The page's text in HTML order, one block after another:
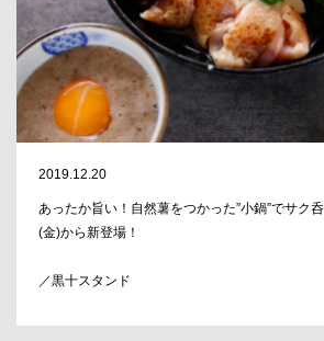
2019.12.20
あったか旨い！自然薯をつかった”小鍋”でサク
(金)から新登場！
／黒十スタンド